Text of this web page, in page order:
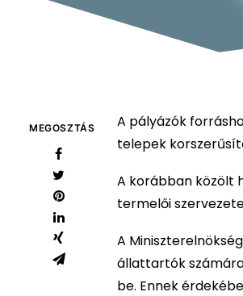
MEGOSZTÁS
A pályázók
telepek
A korábban közölt
termelői
A
állattartók
be. Ennek